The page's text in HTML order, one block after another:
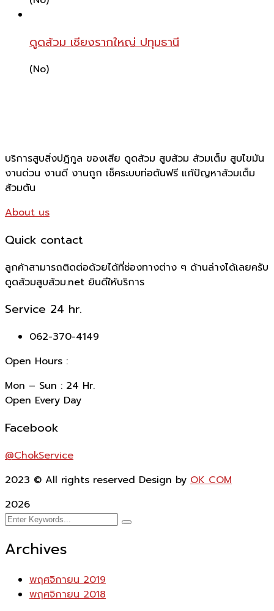
ดูดส้วม เชียงรากใหญ่ ปทุมธานี
(No)
บริการสูบสิ่งปฎิกูล ของเสีย ดูดส้วม สูบส้วม ส้วมเต็ม สูบไขมัน
งานด่วน งานดี งานถูก เช็คระบบท่อตันฟรี แก้ปัญหาส้วมเต็ม
ส้วมตัน
About us
Quick contact
ลูกค้าสามารถติดต่อด้วยได้ที่ช่องทางต่าง ๆ ด้านล่างได้เลยครับ
ดูดส้วมสูบส้วม.net ยินดีให้บริการ
Service 24 hr.
062-370-4149
Open Hours :
Mon – Sun : 24 Hr.
Open Every Day
Facebook
@ChokService
2023 © All rights reserved Design by OK COM
2026
Archives
พฤศจิกายน 2019
พฤศจิกายน 2018